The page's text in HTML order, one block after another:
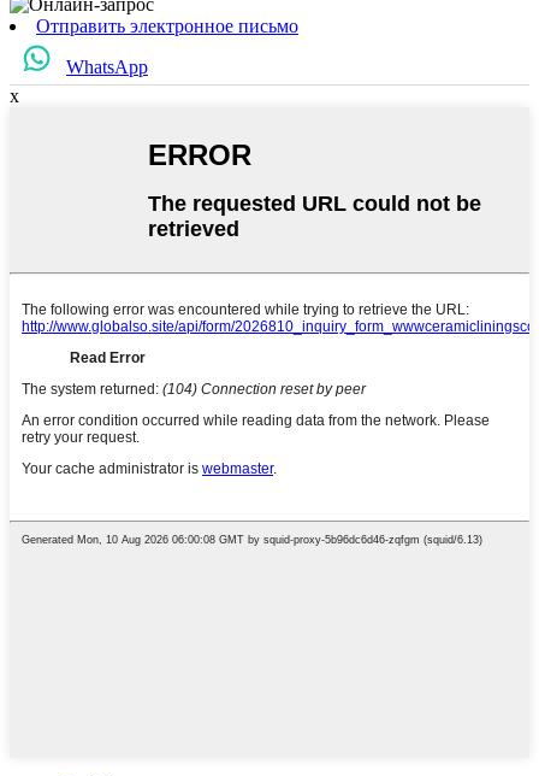
Отправить электронное письмо
WhatsApp
x